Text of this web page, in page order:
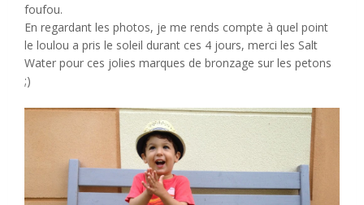
foufou.
En regardant les photos, je me rends compte à quel point
le loulou a pris le soleil durant ces 4 jours, merci les Salt
Water pour ces jolies marques de bronzage sur les petons
;)